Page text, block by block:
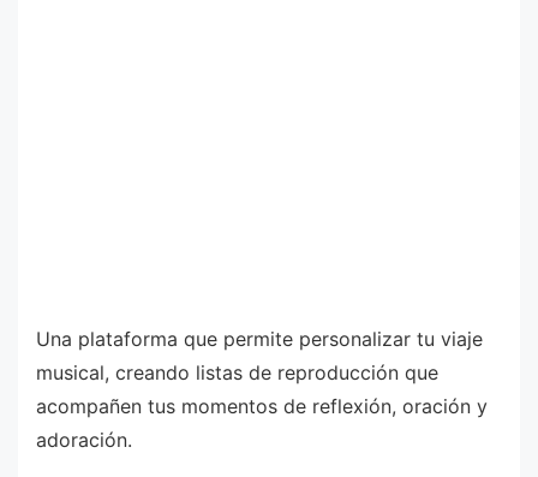
Una plataforma que permite personalizar tu viaje
musical, creando listas de reproducción que
acompañen tus momentos de reflexión, oración y
adoración.